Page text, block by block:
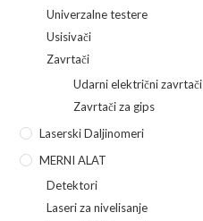
Univerzalne testere
Usisivači
Zavrtači
Udarni električni zavrtači
Zavrtači za gips
Laserski Daljinomeri
MERNI ALAT
Detektori
Laseri za nivelisanje